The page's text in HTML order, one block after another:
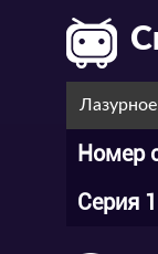
Номер
Серия 1